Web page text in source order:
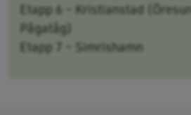
Etapp 6 – Kristianstad
Pågatåg)
Etapp 7 – Simrishamn